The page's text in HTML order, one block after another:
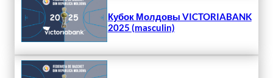
Кубок Молдовы VICTORIABANK
2025 (masculin)